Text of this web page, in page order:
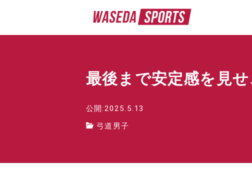
最後まで安定感を見せ
公開:2025.5.13
弓道男子